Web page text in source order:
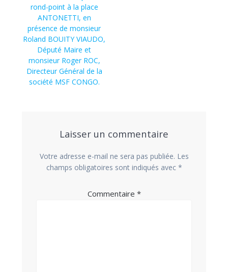
l’article
rond-point à la place
ANTONETTI, en
présence de monsieur
Roland BOUITY VIAUDO,
Député Maire et
monsieur Roger ROC,
Directeur Général de la
société MSF CONGO.
Laisser un commentaire
Votre adresse e-mail ne sera pas publiée. Les
champs obligatoires sont indiqués avec *
Commentaire *